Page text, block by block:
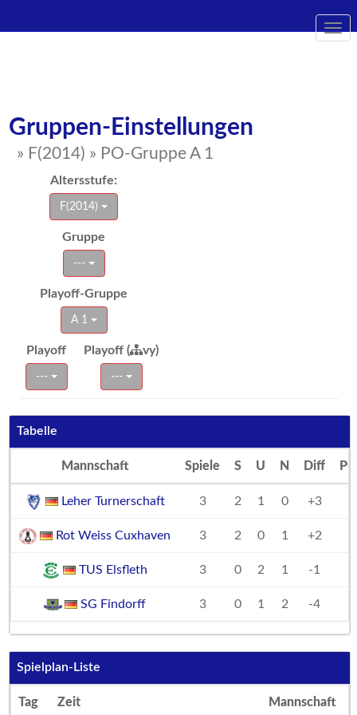
Gruppen-Einstellungen
» F(2014) » PO-Gruppe A 1
Altersstufe:
F(2014)
Gruppe
---
Playoff-Gruppe
A 1
Playoff Playoff ( vy)
--- ---
Tabelle
Mannschaft Spiele S U N Diff
Leher Turnerschaft 3 2 1 0 +3
Rot Weiss Cuxhaven 3 2 0 1 +2
TUS Elsfleth 3 0 2 1 -1
SG Findorff 3 0 1 2 -4
Spielplan-Liste
Tag Zeit Mannschaft